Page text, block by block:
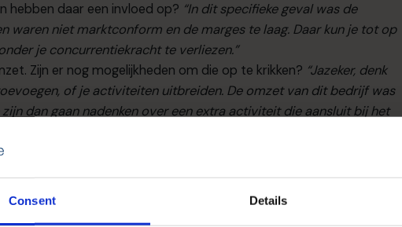
Consent Details
hebben daar een invloed op? “In dit specifieke geval was de
waren niet marktconform en de marges te laag. Daar kun je tot op
je concurrentiekracht te verliezen.”
Zijn er nog mogelijkheden om die op te krikken? “Jazeker, denk
of je activiteiten uitbreiden. De omzet van dit bedrijf was
dan gaan nadenken over een extra activiteit die aansluit bij het
sector je actief bent, er is altijd wel iets te vinden dat als
onder de loep. Vooral de personeelskosten wogen zwaar op het
te verantwoorden, maar de rest van het jaar niet. Vandaar de
door een freelancer op de drukke momenten.”